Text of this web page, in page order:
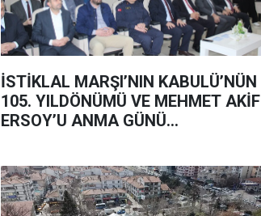
İSTİKLAL MARŞI’NIN KABULÜ’NÜN
105. YILDÖNÜMÜ VE MEHMET AKİF
ERSOY’U ANMA GÜNÜ...